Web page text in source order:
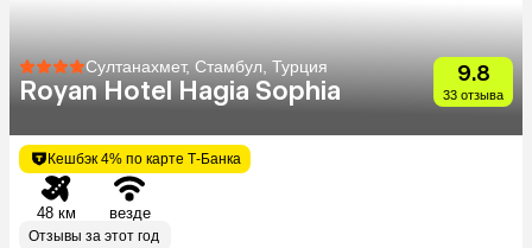
Султанахмет, Стамбул, Турция
Royan Hotel Hagia Sophia
9.8
33 отзыва
Кешбэк 4% по карте Т-Банка
48 км везде
Отзывы за этот год